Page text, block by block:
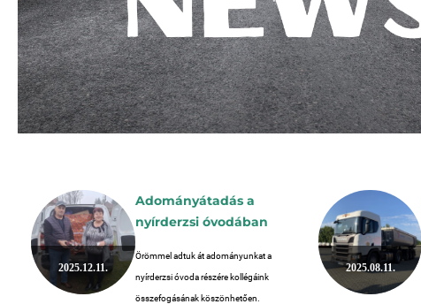
2025.12.11.
Adományátadás a
nyírderzsi óvodában
Örömmel adtuk át adományunkat a
nyírderzsi óvoda részére kollégáink
összefogásának köszönhetően.
2025.08.11.